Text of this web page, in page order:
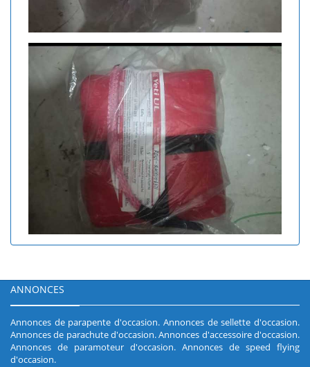
ANNONCES
Annonces de parapente d'occasion. Annonces de sellette d'occasion.
Annonces de parachute d'occasion.Annonces d'accessoire d'occasion.
Annonces de paramoteur d'occasion. Annonces de speed flying
d'occasion.